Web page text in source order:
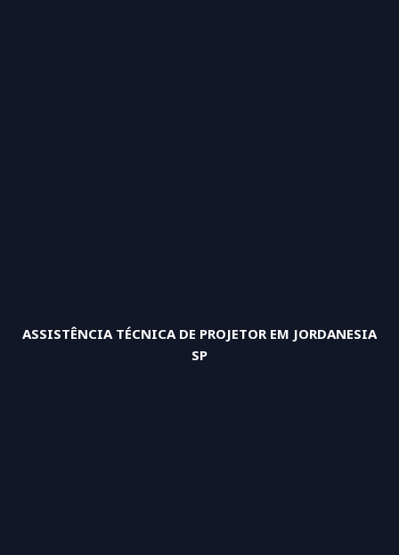
ASSISTÊNCIA TÉCNICA DE PROJETOR EM JORDANESIA
SP